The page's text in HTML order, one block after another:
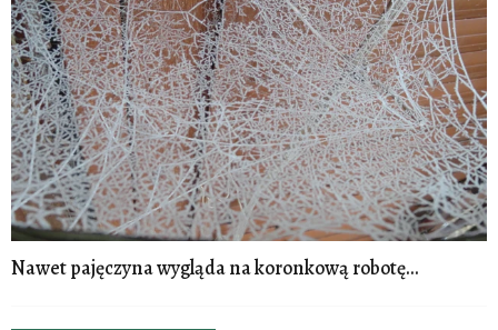
Nawet pajęczyna wygląda na koronkową robotę...